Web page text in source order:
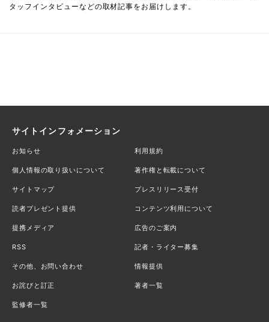
タッフインタビューなどの取材記事をお届けします。
サイトインフォメーション
お知らせ 利用規約
個人情報の取り扱いについて 著作権と転載について
サイトマップ プレスリリース受付
読者プレゼント提供 コンテンツ利用について
提携メディア 広告のご案内
RSS 記者・ライター募集
その他、お問い合わせ 情報提供
お詫びと訂正 著者一覧
監修者一覧